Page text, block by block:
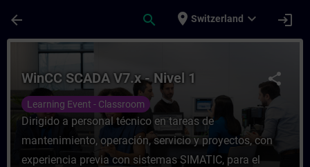
arrow_back search place Switzerland expand_more login
Kurs - WinCC SCADA V7.x - Nivel 1 -
share
WinCC SCADA V7.x - Nivel 1
Learning Event - Classroom
Dirigido a personal técnico en tareas de
mantenimiento, operación, servicio y proyectos, con
experiencia previa con sistemas SIMATIC, para el